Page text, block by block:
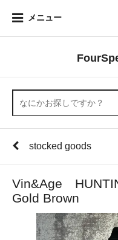
メニュー
stocked goods
Vin&Age
Gold Brown